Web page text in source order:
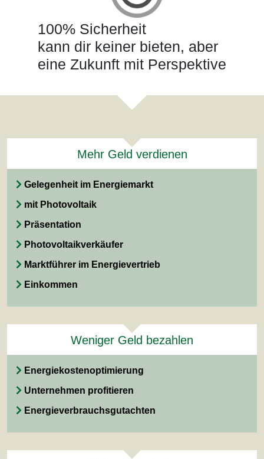
100% Sicherheit
kann dir keiner bieten, aber
eine Zukunft mit Perspektive
Mehr Geld verdienen
Gelegenheit im Energiemarkt
mit Photovoltaik
Präsentation
Photovoltaikverkäufer
Marktführer im Energievertrieb
Einkommen
Weniger Geld bezahlen
Energiekostenoptimierung
Unternehmen profitieren
Energieverbrauchsgutachten